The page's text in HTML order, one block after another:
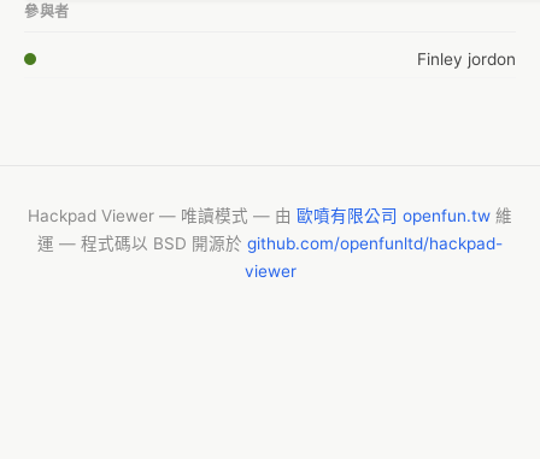
參與者
Finley jordon
Hackpad Viewer — 唯讀模式 — 由 歐噴有限公司 openfun.tw 維
運 — 程式碼以 BSD 開源於 github.com/openfunltd/hackpad-
viewer